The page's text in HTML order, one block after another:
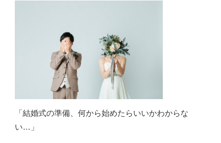
「結婚式の準備、何から始めたらいいかわからな
い…」